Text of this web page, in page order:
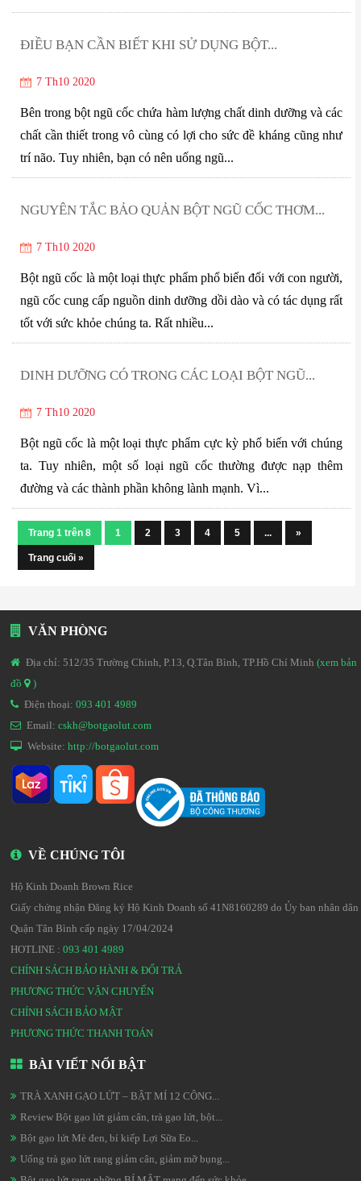
ĐIỀU BẠN CẦN BIẾT KHI SỬ DỤNG BỘT...
7 Th10 2020
Bên trong bột ngũ cốc chứa hàm lượng chất dinh dưỡng và các
chất cần thiết trong vô cùng có lợi cho sức đề kháng cũng như
trí não. Tuy nhiên, bạn có nên uống ngũ...
NGUYÊN TẮC BẢO QUẢN BỘT NGŨ CỐC THƠM...
7 Th10 2020
Bột ngũ cốc là một loại thực phẩm phổ biến đối với con người,
ngũ cốc cung cấp nguồn dinh dưỡng dồi dào và có tác dụng rất
tốt với sức khỏe chúng ta. Rất nhiều...
DINH DƯỠNG CÓ TRONG CÁC LOẠI BỘT NGŨ...
7 Th10 2020
Bột ngũ cốc là một loại thực phẩm cực kỳ phổ biến với chúng
ta. Tuy nhiên, một số loại ngũ cốc thường được nạp thêm
đường và các thành phần không lành mạnh. Vì...
Trang 1 trên 8 1 2 3 4 5 ... »
Trang cuối »
VĂN PHÒNG
Địa chỉ: 512/35 Trường Chinh, P.13, Q.Tân Bình, TP.Hồ Chí Minh (xem bản
đồ
)
Điện thoại: 093 401 4989
Email: cskh@botgaolut.com
Website: http://botgaolut.com
VỀ CHÚNG TÔI
Hộ Kinh Doanh Brown Rice
Giấy chứng nhận Đăng ký Hộ Kinh Doanh số 41N8160289 do Ủy ban nhân dân
Quận Tân Bình cấp ngày 17/04/2024
HOTLINE : 093 401 4989
CHÍNH SÁCH BẢO HÀNH & ĐỔI TRẢ
PHƯƠNG THỨC VẬN CHUYỂN
CHÍNH SÁCH BẢO MẬT
PHƯƠNG THỨC THANH TOÁN
BÀI VIẾT NỔI BẬT
TRÀ XANH GẠO LỨT – BẬT MÍ 12 CÔNG...
Review Bột gạo lứt giảm cân, trà gạo lứt, bột...
Bột gạo lứt Mè đen, bí kiếp Lợi Sữa Eo...
Uống trà gạo lứt rang giảm cân, giảm mỡ bụng...